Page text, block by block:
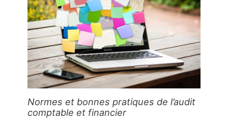
Normes et bonnes pratiques de l’audit
comptable et financier